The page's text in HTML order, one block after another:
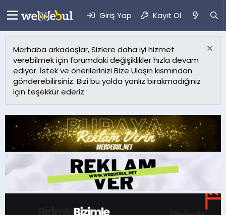
Giriş Yap Kayıt Ol
Merhaba arkadaşlar, Sizlere daha iyi hizmet
verebilmek için forumdaki değişiklikler hızla devam
ediyor. İstek ve önerilerinizi Bize Ulaşın kısmından
gönderebilirsiniz. Bizi bu yolda yanlız bırakmadığınız
için teşekkür ederiz.